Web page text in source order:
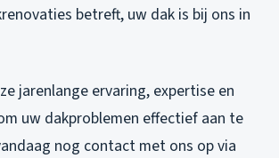
betreft, uw dak is bij ons in
jarenlange ervaring, expertise en
uw dakproblemen effectief aan te
nog contact met ons op via